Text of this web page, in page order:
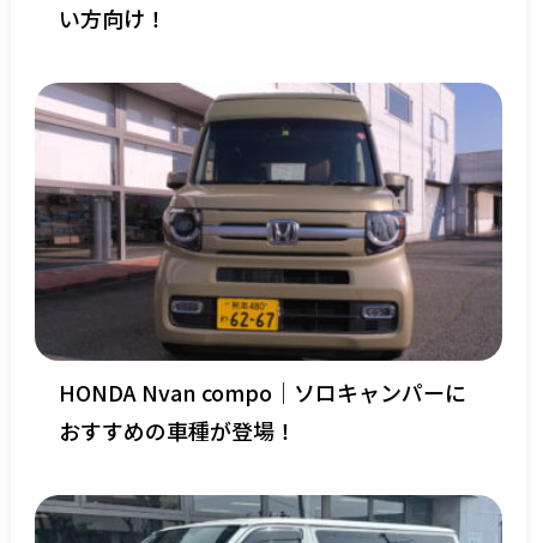
い方向け！
HONDA Nvan compo｜ソロキャンパーに
おすすめの車種が登場！